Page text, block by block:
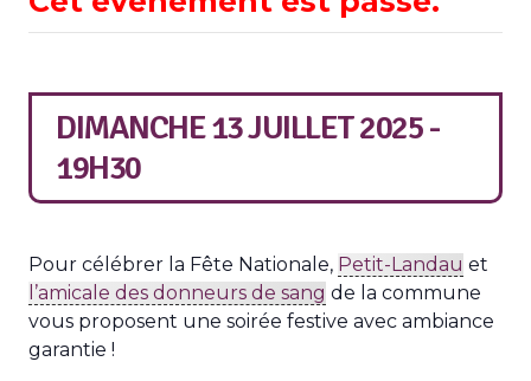
DIMANCHE 13 JUILLET 2025 -
19H30
Pour célébrer la Fête Nationale, Petit-Landau et
l’amicale des donneurs de sang de la commune
vous proposent une soirée festive avec ambiance
garantie !